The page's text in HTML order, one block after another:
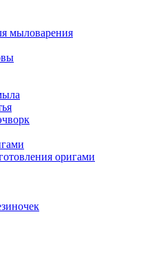
мыловарения
оригами